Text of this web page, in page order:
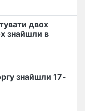
двох
знайшли в
знайшли 17-